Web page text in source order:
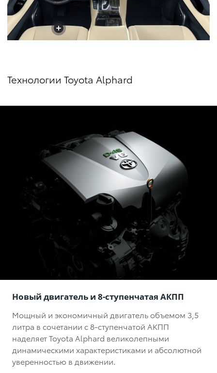
+
Технологии Toyota Alphard
Новый двигатель и 8-ступенчатая АКПП
Мощный и экономичный двигатель объемом 3,5
литра в сочетании с 8-ступенчатой АКПП
наделяет Toyota Alphard великолепными
динамическими характеристиками и абсолютной
уверенностью в движении.